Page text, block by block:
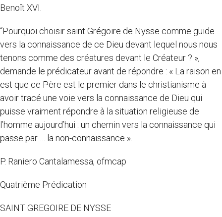
Benoît XVI.
“Pourquoi choisir saint Grégoire de Nysse comme guide
vers la connaissance de ce Dieu devant lequel nous nous
tenons comme des créatures devant le Créateur ? »,
demande le prédicateur avant de répondre : « La raison en
est que ce Père est le premier dans le christianisme à
avoir tracé une voie vers la connaissance de Dieu qui
puisse vraiment répondre à la situation religieuse de
l’homme aujourd’hui : un chemin vers la connaissance qui
passe par … la non-connaissance ».
P. Raniero Cantalamessa, ofmcap
Quatrième Prédication
SAINT GREGOIRE DE NYSSE